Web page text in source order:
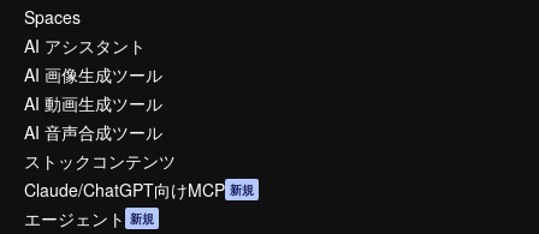
Spaces
AI アシスタント
AI 画像生成ツール
AI 動画生成ツール
AI 音声合成ツール
ストックコンテンツ
Claude/ChatGPT向けMCP 新規
エージェント 新規